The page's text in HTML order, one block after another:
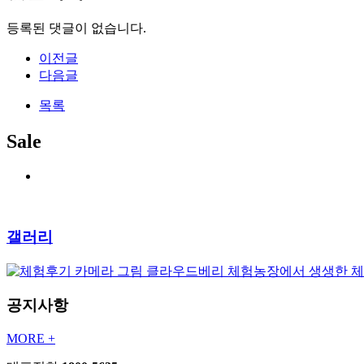
등록된 댓글이 없습니다.
이전글
다음글
목록
Sale
갤러리
클라우드베리 체험농장에서 생생한
공지사항
MORE +